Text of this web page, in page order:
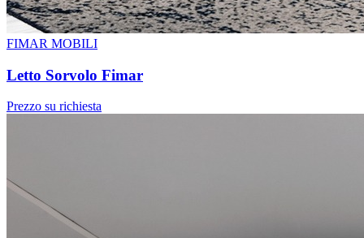
FIMAR MOBILI
Letto Sorvolo Fimar
Prezzo su richiesta